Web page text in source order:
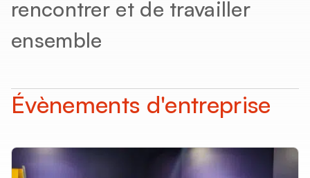
Vous êtes ?
Structure jeunesse
rencontrer et de travailler
ensemble
Évènements d'entreprise